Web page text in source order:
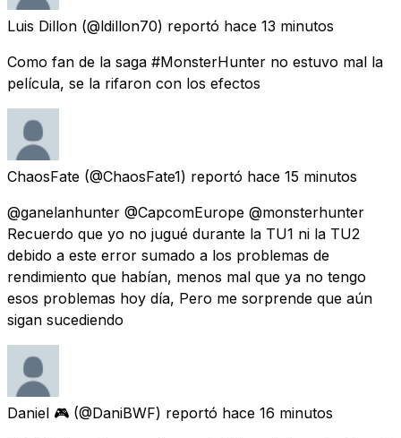
Luis Dillon (@ldillon70) reportó hace 13 minutos
Como fan de la saga #MonsterHunter no estuvo mal la
película, se la rifaron con los efectos
ChaosFate (@ChaosFate1) reportó hace 15 minutos
@ganelanhunter @CapcomEurope @monsterhunter
Recuerdo que yo no jugué durante la TU1 ni la TU2
debido a este error sumado a los problemas de
rendimiento que habían, menos mal que ya no tengo
esos problemas hoy día, Pero me sorprende que aún
sigan sucediendo
Daniel 🎮 (@DaniBWF) reportó hace 16 minutos